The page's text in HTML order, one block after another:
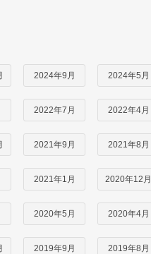
2024年9月 2024年5月
2022年7月 2022年4月
2021年9月 2021年8月
2021年1月 2020年12月
2020年5月 2020年4月
2019年9月 2019年8月